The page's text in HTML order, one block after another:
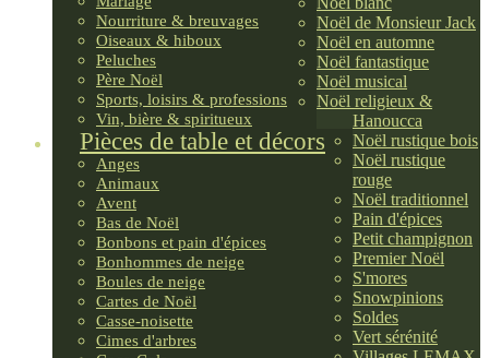
Nourriture & breuvages
Oiseaux & hiboux
Peluches
Père Noël
Sports, loisirs & professions
Vin, bière & spiritueux
Pièces de table et décors
Anges
Animaux
Avent
Bas de Noël
Bonbons et pain d'épices
Bonhommes de neige
Boules de neige
Cartes de Noël
Casse-noisette
Cimes d'arbres
Noël de Monsieur Jack
Noël en automne
Noël fantastique
Noël musical
Noël religieux &
Hanoucca
Noël rustique bois
Noël rustique
rouge
Noël traditionnel
Pain d'épices
Petit champignon
Premier Noël
S'mores
Snowpinions
Soldes
Vert sérénité